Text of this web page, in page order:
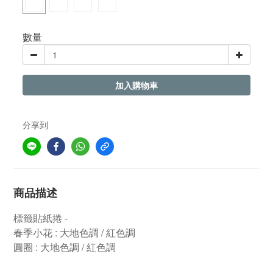
數量
加入購物車
分享到
商品描述
標籤貼紙捲 -
春季小花 : 大地色調 / 紅色調
圓圈 : 大地色調 / 紅色調